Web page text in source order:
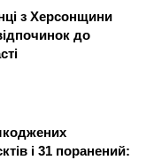
з Херсонщини
до
і 31 поранений: